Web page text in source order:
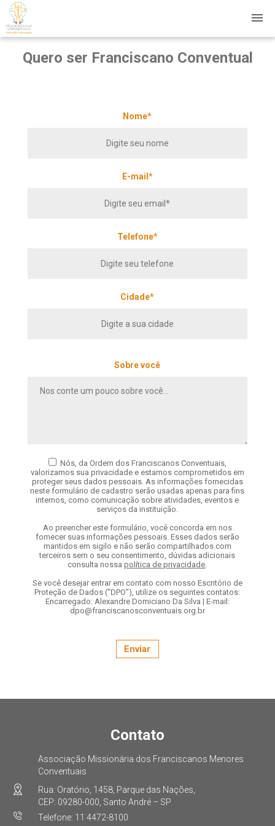
Quero ser Franciscano Conventual
Nome*
E-mail*
Telefone*
Cidade*
Sobre você
Nós, da Ordem dos Franciscanos Conventuais,
valorizamos sua privacidade e estamos comprometidos em
proteger seus dados pessoais. As informações fornecidas
neste formulário de cadastro serão usadas apenas para fins
internos, como comunicação sobre atividades, eventos e
serviços da instituição.
Ao preencher este formulário, você concorda em nos
fornecer suas informações pessoais. Esses dados serão
mantidos em sigilo e não serão compartilhados com
terceiros sem o seu consentimento, dúvidas adicionais
consulta nossapolítica de privacidade.
Se você desejar entrar em contato com nosso Escritório de
Proteção de Dados ("DPO"), utilize os seguintes contatos:
Encarregado: Alexandre Domiciano Da Silva | E-mail:
dpo@franciscanosconventuais.org.br
Contato
Associação Missionária dos Franciscanos Menores
Conventuais
Rua: Oratório, 1458, Parque das Nações,
CEP: 09280-000, Santo André – SP
Telefone: 11 4472-8100